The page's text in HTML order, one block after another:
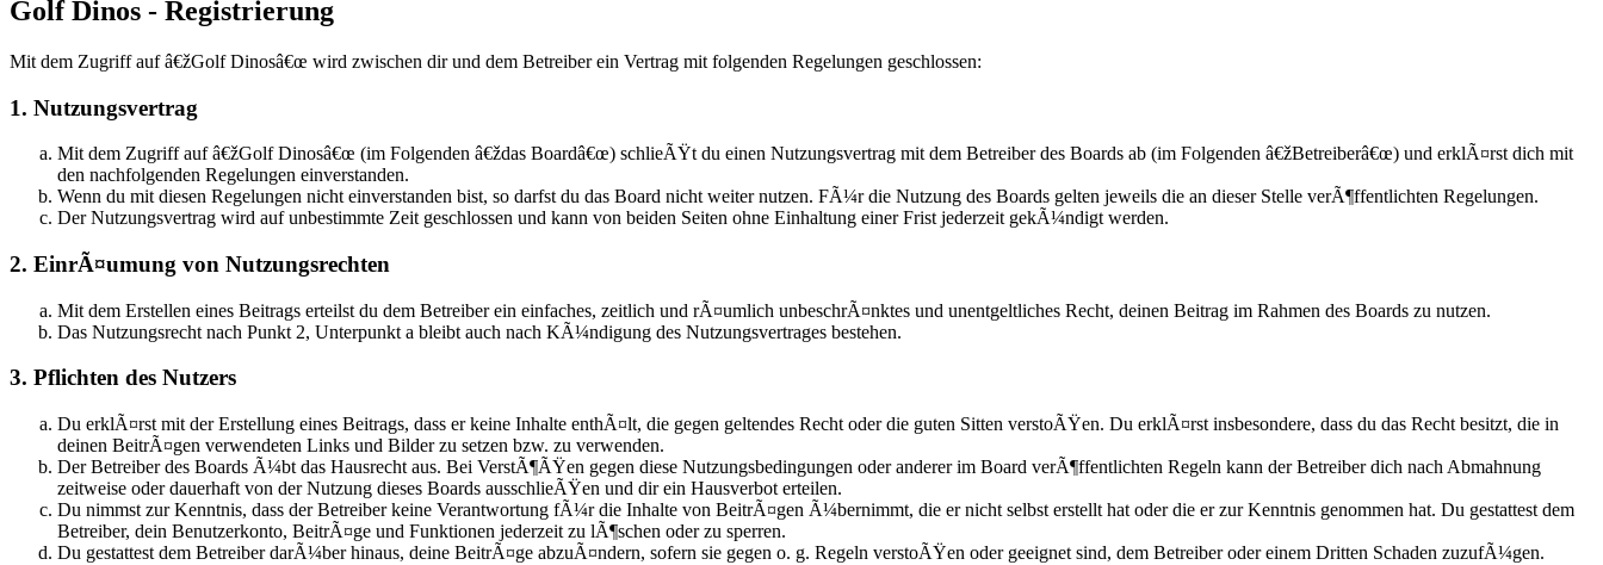
Golf Dinos - Registrierung
Mit dem Zugriff auf â€žGolf Dinosâ€œ wird zwischen dir und dem Betreiber ein Vertrag mit folgenden Regelungen geschlossen:
1. Nutzungsvertrag
Mit dem Zugriff auf â€žGolf Dinosâ€œ (im Folgenden â€ždas Boardâ€œ) schlieÃŸt du einen Nutzungsvertrag mit dem Betreiber des Boards ab (im Folgenden â€žBetreiberâ€œ) und erklÃ¤rst dich mit
den nachfolgenden Regelungen einverstanden.
Wenn du mit diesen Regelungen nicht einverstanden bist, so darfst du das Board nicht weiter nutzen. FÃ¼r die Nutzung des Boards gelten jeweils die an dieser Stelle verÃ¶ffentlichten Regelungen.
Der Nutzungsvertrag wird auf unbestimmte Zeit geschlossen und kann von beiden Seiten ohne Einhaltung einer Frist jederzeit gekÃ¼ndigt werden.
2. EinrÃ¤umung von Nutzungsrechten
Mit dem Erstellen eines Beitrags erteilst du dem Betreiber ein einfaches, zeitlich und rÃ¤umlich unbeschrÃ¤nktes und unentgeltliches Recht, deinen Beitrag im Rahmen des Boards zu nutzen.
Das Nutzungsrecht nach Punkt 2, Unterpunkt a bleibt auch nach KÃ¼ndigung des Nutzungsvertrages bestehen.
3. Pflichten des Nutzers
Du erklÃ¤rst mit der Erstellung eines Beitrags, dass er keine Inhalte enthÃ¤lt, die gegen geltendes Recht oder die guten Sitten verstoÃŸen. Du erklÃ¤rst insbesondere, dass du das Recht besitzt, die in
deinen BeitrÃ¤gen verwendeten Links und Bilder zu setzen bzw. zu verwenden.
Der Betreiber des Boards Ã¼bt das Hausrecht aus. Bei VerstÃ¶ÃŸen gegen diese Nutzungsbedingungen oder anderer im Board verÃ¶ffentlichten Regeln kann der Betreiber dich nach Abmahnung
zeitweise oder dauerhaft von der Nutzung dieses Boards ausschlieÃŸen und dir ein Hausverbot erteilen.
Du nimmst zur Kenntnis, dass der Betreiber keine Verantwortung fÃ¼r die Inhalte von BeitrÃ¤gen Ã¼bernimmt, die er nicht selbst erstellt hat oder die er zur Kenntnis genommen hat. Du gestattest dem
Betreiber, dein Benutzerkonto, BeitrÃ¤ge und Funktionen jederzeit zu lÃ¶schen oder zu sperren.
Du gestattest dem Betreiber darÃ¼ber hinaus, deine BeitrÃ¤ge abzuÃ¤ndern, sofern sie gegen o. g. Regeln verstoÃŸen oder geeignet sind, dem Betreiber oder einem Dritten Schaden zuzufÃ¼gen.